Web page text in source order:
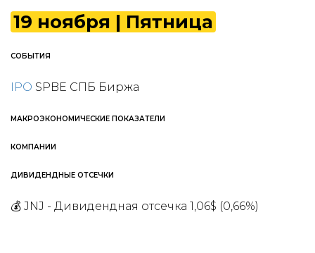
19 ноября | Пятница
СОБЫТИЯ
IPO SPBE СПБ Биржа
МАКРОЭКОНОМИЧЕСКИЕ ПОКАЗАТЕЛИ
КОМПАНИИ
ДИВИДЕНДНЫЕ ОТСЕЧКИ
💰 JNJ - Дивидендная отсечка 1,06$ (0,66%)